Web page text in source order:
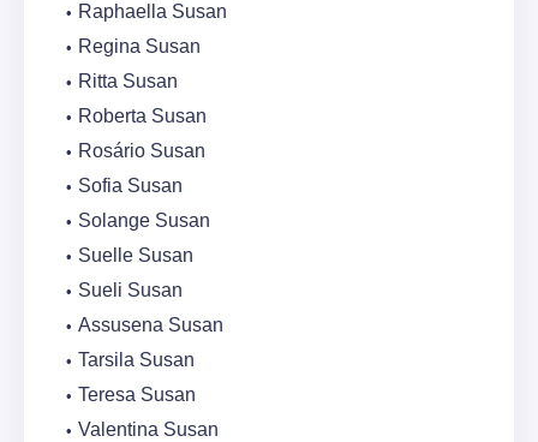
Raphaella Susan
Regina Susan
Ritta Susan
Roberta Susan
Rosário Susan
Sofia Susan
Solange Susan
Suelle Susan
Sueli Susan
Assusena Susan
Tarsila Susan
Teresa Susan
Valentina Susan